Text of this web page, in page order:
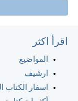
اقرأ اكثر
المواضيع
ارشيف
اسفار الكتاب